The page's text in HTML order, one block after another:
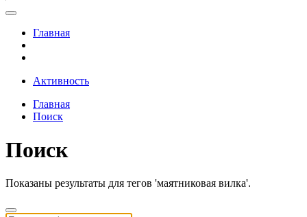
Главная
Активность
Главная
Поиск
Поиск
Показаны результаты для тегов 'маятниковая вилка'.